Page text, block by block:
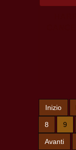
Inizio
8 9
Avanti